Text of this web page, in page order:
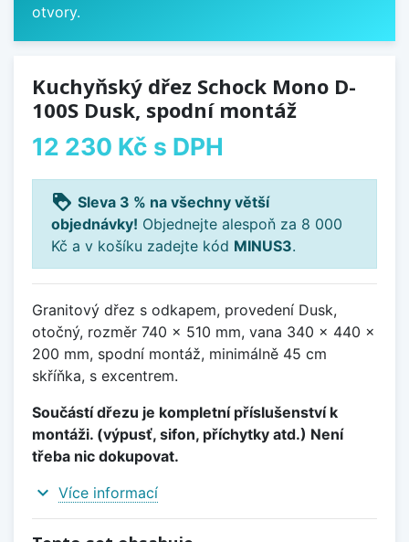
otvory.
Kuchyňský dřez Schock Mono D-
100S Dusk, spodní montáž
12 230 Kč s DPH
loyalty Sleva 3 % na všechny větší
objednávky! Objednejte alespoň za 8 000
Kč a v košíku zadejte kód MINUS3.
Granitový dřez s odkapem, provedení Dusk,
otočný, rozměr 740 x 510 mm, vana 340 x 440 x
200 mm, spodní montáž, minimálně 45 cm
skříňka, s excentrem.
Součástí dřezu je kompletní příslušenství k
montáži. (výpusť, sifon, příchytky atd.) Není
třeba nic dokupovat.
expand_more Více informací